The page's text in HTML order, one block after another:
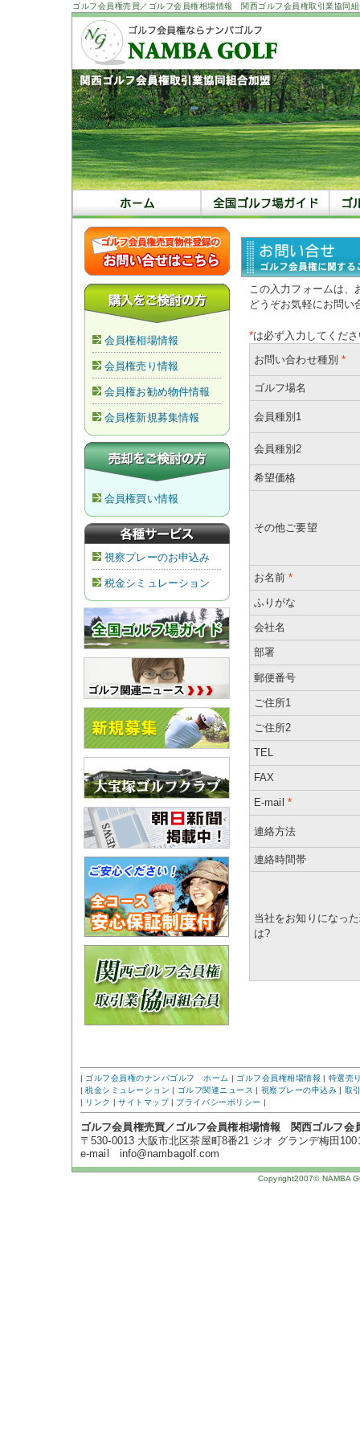
ゴルフ会員権売買／ゴルフ会員権相場情報 関西ゴルフ会員権取引業協同
会員権相場情報
会員権売り情報
会員権お勧め物件情報
会員権新規募集情報
会員権買い情報
視察プレーのお申込み
税金シミュレーション
この入力フォームは、
どうぞお気軽にお問い
*は必ず入力してくだ
お問い合わせ種別 *
ゴルフ場名
会員種別1
会員種別2
希望価格
その他ご要望
お名前 *
ふりがな
会社名
部署
郵便番号
ご住所1
ご住所2
TEL
FAX
E-mail *
連絡方法
連絡時間帯
当社をお知りになっ
は?
| ゴルフ会員権のナンバゴルフ ホーム | ゴルフ会員権相場情報 | 特選売
|税金シミュレーション | ゴルフ関連ニュース | 視察プレーの申込み | 取
| リンク |サイトマップ| プライバシーポリシー |
ゴルフ会員権売買／ゴルフ会員権相場情報 関西ゴルフ
〒530-0013 大阪市北区茶屋町8番21 ジオ グランデ梅田
e-mail info@nambagolf.com
Copyright2007© NAMBA